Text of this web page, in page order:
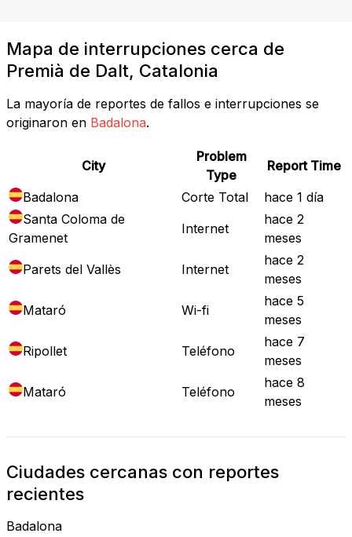
Mapa de interrupciones cerca de
Premià de Dalt, Catalonia
La mayoría de reportes de fallos e interrupciones se
originaron en Badalona.
City
Problem
Type
Report Time
Badalona
Corte Total
hace 1 día
Santa Coloma de
Gramenet
Internet
hace 2
meses
Parets del Vallès
Internet
hace 2
meses
Mataró
Wi-fi
hace 5
meses
Ripollet
Teléfono
hace 7
meses
Mataró
Teléfono
hace 8
meses
Ciudades cercanas con reportes
recientes
Badalona